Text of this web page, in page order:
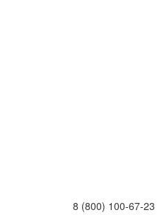
8 (800) 100-67-23